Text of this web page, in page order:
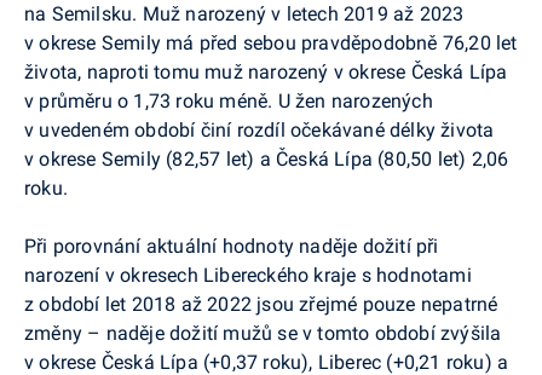
na Semilsku. Muž narozený v letech 2019 až 2023
v okrese Semily má před sebou pravděpodobně 76,20 let
života, naproti tomu muž narozený v okrese Česká Lípa
v průměru o 1,73 roku méně. U žen narozených
v uvedeném období činí rozdíl očekávané délky života
v okrese Semily (82,57 let) a Česká Lípa (80,50 let) 2,06
roku.
Při porovnání aktuální hodnoty naděje dožití při
narození v okresech Libereckého kraje s hodnotami
z období let 2018 až 2022 jsou zřejmé pouze nepatrné
změny – naděje dožití mužů se v tomto období zvýšila
v okrese Česká Lípa (+0,37 roku), Liberec (+0,21 roku) a